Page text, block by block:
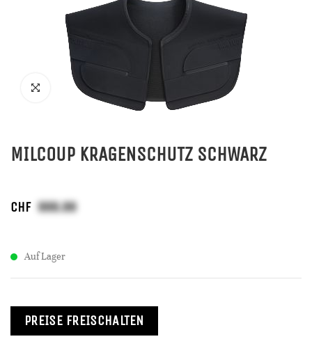
MILCOUP KRAGENSCHUTZ SCHWARZ
CHF
Auf Lager
PREISE FREISCHALTEN